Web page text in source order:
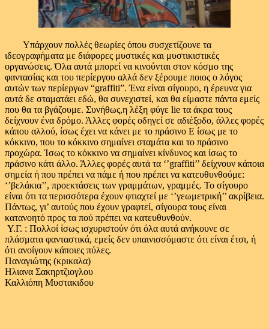
Υπάρχουν πολλές θεωρίες όπου συσχετίζουνε τα
ιδεογραφήματα με διάφορες μυστικές και μυστικιστικές
οργανώσεις. Όλα αυτά μπορεί να κινούνται στον κόσμο της
φαντασίας και του περίεργου αλλά δεν ξέρουμε ποιος ο λόγος
αυτών των περίεργων “graffiti”. Ένα είναι σίγουρο, η έρευνα για
αυτά δε σταματάει εδώ, θα συνεχιστεί, και θα είμαστε πάντα εμείς
που θα τα βγάζουμε. Συνήθως,η λέξη φύγε lie τα άκρα τους
δείχνουν ένα δρόμο. Άλλες φορές οδηγεί σε αδιέξοδο, άλλες φορές
κάπου αλλού, ίσως έχει να κάνει με το πράσινο Ε ίσως με το
κόκκινο, που το κόκκινο σημαίνει σταμάτα και το πράσινο
προχώρα. Ίσως το κόκκινο να σημαίνει κίνδυνος και ίσως το
πράσινο κάτι άλλο. Άλλες φορές αυτά τα ‘’graffiti’’ δείχνουν κάποια
σημεία ή που πρέπει να πάμε ή που πρέπει να κατευθυνθούμε:
‘’βελάκια’’, προεκτάσεις των γραμμάτων, γραμμές. Το σίγουρο
είναι ότι τα περισσότερα έχουν φτιαχτεί με ‘’γεωμετρική’’ ακρίβεια.
Πάντως, γι’ αυτούς που έχουν γραφτεί, σίγουρα τους είναι
κατανοητό προς τα πού πρέπει να κατευθυνθούν.
Υ.Γ. : Πολλοί ίσως ισχυριστούν ότι όλα αυτά ανήκουνε σε
πλάσματα φανταστικά, εμείς δεν υπαινισσόμαστε ότι είναι έτσι, ή
ότι ανοίγουν κάποιες πύλες.
Παναγιώτης (κρικαλα)
Ηλιανα Σακηρτζιογλου
Καλλιόπη Μυστακιδου